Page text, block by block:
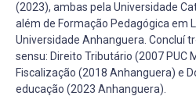
(2023), ambas pela Universidade
além de Formação Pedagógica em
Universidade Anhanguera. Concluí
sensu: Direito Tributário (2007 PUC
Fiscalização (2018 Anhanguera) e
educação (2023 Anhanguera).